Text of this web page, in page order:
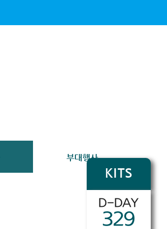
KITS
D-DAY
329
부대행사